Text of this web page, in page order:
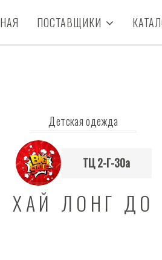
ПОСТАВЩИКИ
Детская одежда
ТЦ 2-Г-30а
ХАЙ ЛОНГ ДО